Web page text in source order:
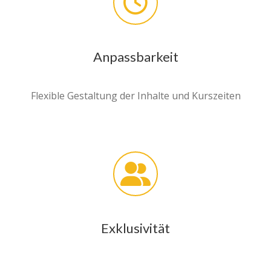
Anpassbarkeit
Flexible Gestaltung der Inhalte und Kurszeiten
Exklusivität